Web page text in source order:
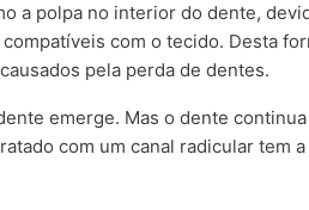
a polpa no interior do dente,
com o tecido. Desta
pela perda de dentes.
emerge. Mas o dente
com um canal radicular tem